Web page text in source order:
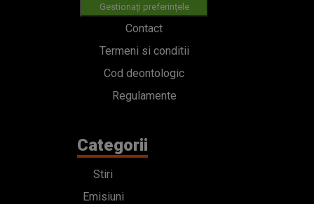
Gestionați preferințele
Contact
Termeni si conditii
Cod deontologic
Regulamente
Categorii
Stiri
Emisiuni